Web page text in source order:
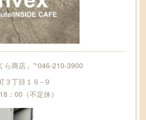
ら商店」℡046-210-3900
３丁目１６−９
：00（不定休）